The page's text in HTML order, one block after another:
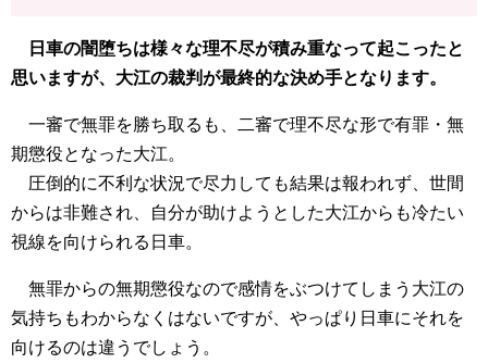
日車の闇堕ちは様々な理不尽が積み重なって起こったと
思いますが、大江の裁判が最終的な決め手となります。
一審で無罪を勝ち取るも、二審で理不尽な形で有罪・無
期懲役となった大江。
圧倒的に不利な状況で尽力しても結果は報われず、世間
からは非難され、自分が助けようとした大江からも冷たい
視線を向けられる日車。
無罪からの無期懲役なので感情をぶつけてしまう大江の
気持ちもわからなくはないですが、やっぱり日車にそれを
向けるのは違うでしょう。